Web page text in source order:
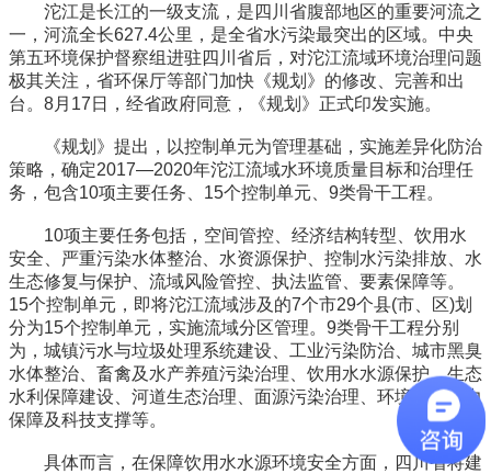
沱江是长江的一级支流，是四川省腹部地区的重要河流之
一，河流全长627.4公里，是全省水污染最突出的区域。中央
第五环境保护督察组进驻四川省后，对沱江流域环境治理问题
极其关注，省环保厅等部门加快《规划》的修改、完善和出
台。8月17日，经省政府同意，《规划》正式印发实施。
《规划》提出，以控制单元为管理基础，实施差异化防治
策略，确定2017—2020年沱江流域水环境质量目标和治理任
务，包含10项主要任务、15个控制单元、9类骨干工程。
10项主要任务包括，空间管控、经济结构转型、饮用水
安全、严重污染水体整治、水资源保护、控制水污染排放、水
生态修复与保护、流域风险管控、执法监管、要素保障等。
15个控制单元，即将沱江流域涉及的7个市29个县(市、区)划
分为15个控制单元，实施流域分区管理。9类骨干工程分别
为，城镇污水与垃圾处理系统建设、工业污染防治、城市黑臭
水体整治、畜禽及水产养殖污染治理、饮用水水源保护、生态
水利保障建设、河道生态治理、面源污染治理、环境监管能力
保障及科技支撑等。
具体而言，在保障饮用水水源环境安全方面，四川省将建